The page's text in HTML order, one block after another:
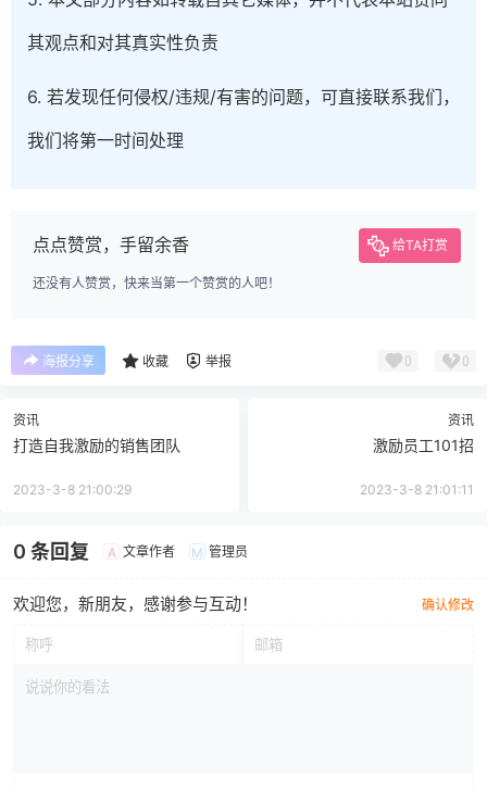
其观点和对其真实性负责
6. 若发现任何侵权/违规/有害的问题，可直接联系我们，
我们将第一时间处理
点点赞赏，手留余香 给TA打赏
还没有人赞赏，快来当第一个赞赏的人吧！
海报分享 收藏 举报 0 0
资讯
打造自我激励的销售团队
2023-3-8 21:00:29
资讯
激励员工101招
2023-3-8 21:01:11
0 条回复 A 文章作者 M 管理员
欢迎您，新朋友，感谢参与互动！ 确认修改